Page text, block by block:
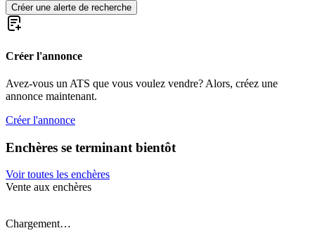
Créer une alerte de recherche
Créer l'annonce
Avez-vous un ATS que vous voulez vendre? Alors, créez une
annonce maintenant.
Créer l'annonce
Enchères se terminant bientôt
Voir toutes les enchères
Vente aux enchères
Chargement…